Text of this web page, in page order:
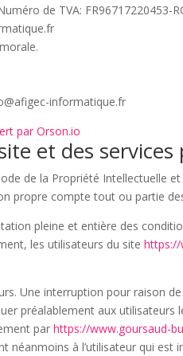
de TVA: FR96717220453-
informatique.fr
par Orson.io
et des services
de la Propriété Intellectuelle
propre compte tout ou partie
pleine et entière des
les utilisateurs du sitehttps://
Une interruption pour raison
préalablement aux utilisateurs
parhttps://www.goursaud-
à l’utilisateur qui est